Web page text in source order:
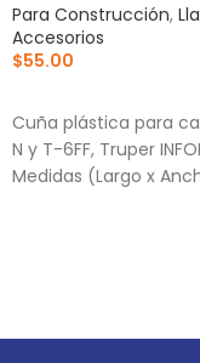
Para Construcción,
Accesorios
$55.00
Cuña plástica para
N y T-6FF, Truper
Medidas (Largo x